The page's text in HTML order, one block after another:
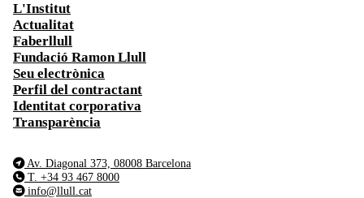
L'Institut
Actualitat
Faberllull
Fundació Ramon Llull
Seu electrònica
Perfil del contractant
Identitat corporativa
Transparència
Av. Diagonal 373, 08008 Barcelona
T. +34 93 467 8000
info@llull.cat